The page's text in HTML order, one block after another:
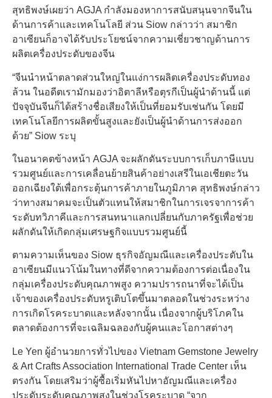
สุทธิพงษ์เผยว่า AGJA กำลังมองหาการสนับสนุนจากจีนใน
ด้านการค้าและเทคโนโลยี ส่วน Siow กล่าวว่า สมาชิก
อาเซียนก็อาจได้รับประโยชน์จากความเชี่ยวชาญด้านการ
ผลิตเครื่องประดับของจีน
“จีนนำหน้าตลาดส่วนใหญ่ในแง่การผลิตเครื่องประดับทอง
ล้วน ในอดีตเรามักมองว่าอิตาลีหรือตุรกีเป็นผู้นำด้านนี้ แต่
ปัจจุบันจีนก็ได้สร้างชื่อเสียงให้เป็นที่ยอมรับเช่นกัน โดยมี
เทคโนโลยีการผลิตขั้นสูงและยังเป็นผู้นำด้านการส่งออก
ด้วย” Siow ระบุ
ในอนาคตข้างหน้า AGJA จะผลักดันระบบการเก็บภาษีแบบ
รวมศูนย์และการเคลื่อนย้ายสินค้าอย่างเสรีในเอเชียตะวัน
ออกเฉียงใต้เพื่อกระตุ้นการค้าภายในภูมิภาค สุทธิพงษ์กล่าว
ว่าทางสมาคมจะเป็นตัวแทนให้สมาชิกในการเจรจาการค้า
ระดับทวิภาคีและการสนทนาแลกเปลี่ยนกับภาครัฐเพื่อช่วย
ผลักดันให้เกิดกลุ่มเศรษฐกิจแบบรวมศูนย์นี้
ตามความเห็นของ Siow ธุรกิจอัญมณีและเครื่องประดับใน
อาเซียนมีแนวโน้มในทางที่ดีจากความต้องการต่อเนื่องใน
กลุ่มเครื่องประดับคุณภาพสูง ความปรารถนาที่จะได้เป็น
เจ้าของเครื่องประดับหรูเติบโตขึ้นมาตลอดในช่วงระหว่าง
การเกิดโรคระบาดและหลังจากนั้น เนื่องจากผู้บริโภคใน
ตลาดต้องการที่จะเฉลิมฉลองกับผู้คนและโอกาสต่างๆ
Le Yen ผู้อำนวยการทั่วไปของ Vietnam Gemstone Jewelry
& Art Crafts Association International Trade Center เห็น
ตรงกัน โดยเสริมว่าผู้ซื้อเริ่มหันไปหาอัญมณีและเครื่อง
ประดับระดับคุณภาพสูงในช่วงโรคระบาด “จาก